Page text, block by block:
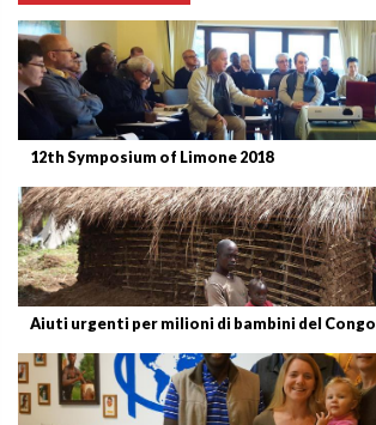
12th Symposium of Limone 2018
Aiuti urgenti per milioni di bambini del Congo